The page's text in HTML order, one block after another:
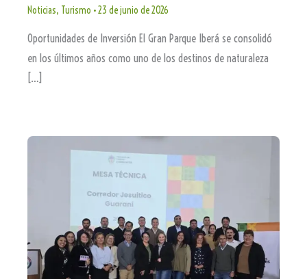
Noticias, Turismo •23 de junio de 2026
Oportunidades de Inversión El Gran Parque Iberá se consolidó
en los últimos años como uno de los destinos de naturaleza
[…]